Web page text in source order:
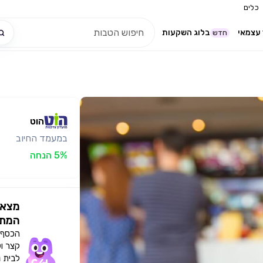
כלים
בלוג השקעות חדש
הוט
במעמד החיוב
5% הנחה
הכסף
קצר